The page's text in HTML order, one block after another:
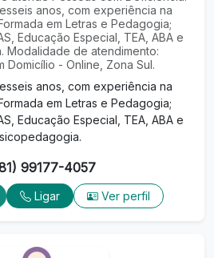
anos, com experiência na
em Letras e Pedagogia;
Educação Especial, TEA, ABA e
Modalidade de atendimento:
Domicílio - Online, Zona Sul.
anos, com experiência na
em Letras e Pedagogia;
Educação Especial, TEA, ABA e
99177-4057
Ligar Ver perfil